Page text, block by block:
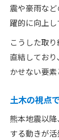
震や豪雨な
躍的に向上し
こうした取
直結してお
かせない要素
土木の視点
熊本地震以
する動きが